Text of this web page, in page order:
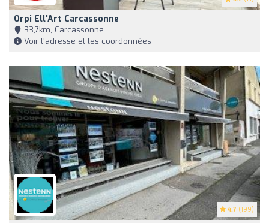
Orpi Ell'Art Carcassonne
33,7km, Carcassonne
Voir l'adresse et les coordonnées
4.7 (199)